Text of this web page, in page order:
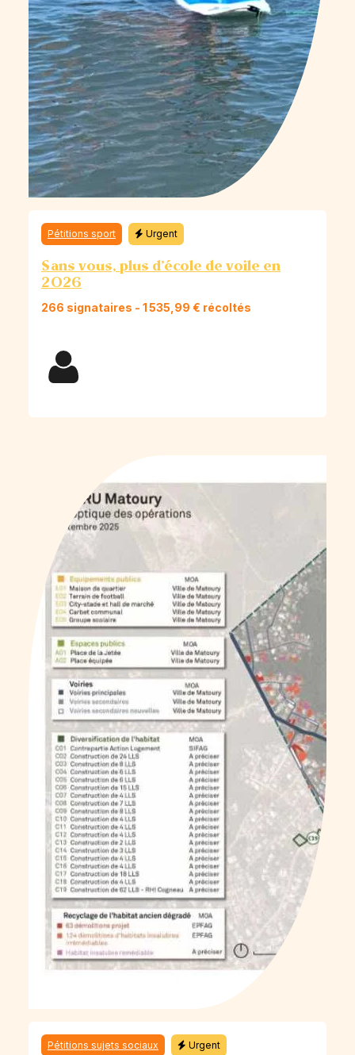
Pétitions sport Urgent
Sans vous, plus d’école de voile en
2026
266 signataires - 1 535,99 € récoltés
Pétitions sujets sociaux Urgent